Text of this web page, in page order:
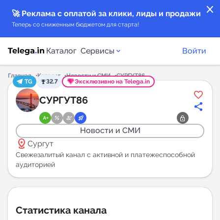
close
🚀 Реклама с оплатой за клики, лиды и продажи
Теперь со сниженным бюджетом для старта!
Каталог Сервисы
Каталог каналов
Каталог ботов
Горящие предложения
Индекс читаемости каналов в Telegram
New
New
Войти
Главная Каталог Новости и СМИ
СУРГУТ86
TG
32.7 Эксклюзивно на Telega.in
СУРГУТ86
Новости и СМИ
distance Сургут
Свежезалитый канал с активной и платежеспособной
аудиторией
Статистика канала